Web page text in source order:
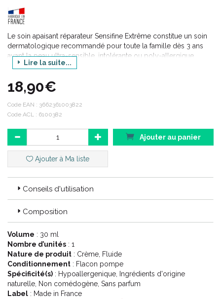
Le soin apaisant réparateur Sensifine Extrême constitue un soin
dermatologique recommandé pour toute la famille dès 3 ans
ayant la peau ultra-sensible, intolérante ou poly-allergique.
Il est formulé à base d’eau ionisée brevetée et d'agents
hydratants qui apaisent les rougeurs, calment les irritations,
réduisent les sensations de chaleur, renforcent la barrière
Lire la suite...
18,90€
Code EAN : 3662361003822
Code ACL : 6100382
Ajouter au panier
Ajouter à Ma liste
Conseils d'utilisation
Composition
Volume : 30 ml
Nombre d’unités : 1
Nature de produit : Crème, Fluide
Conditionnement : Flacon pompe
Spécificité(s) : Hypoallergenique, Ingrédients d'origine
naturelle, Non comédogène, Sans parfum
Label : Made in France